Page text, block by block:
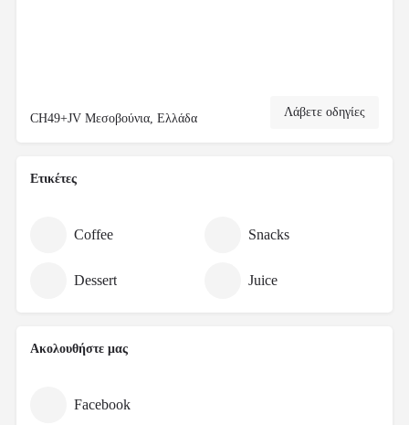
CH49+JV Μεσοβούνια, Ελλάδα Λάβετε οδηγίες
Ετικέτες
Coffee Snacks
Dessert Juice
Ακολουθήστε μας
Facebook